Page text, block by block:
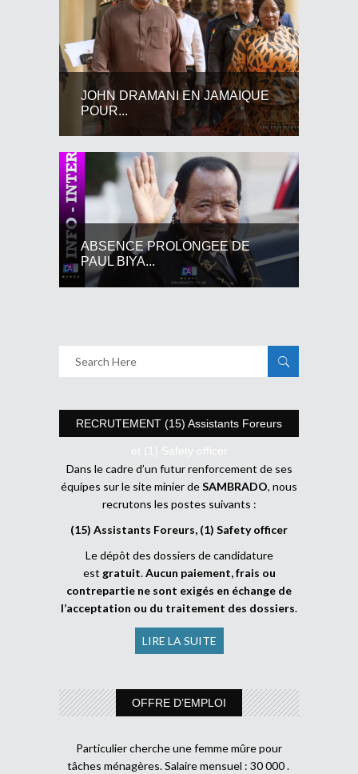
JOHN DRAMANI EN JAMAIQUE
POUR...
ABSENCE PROLONGEE DE
PAUL BIYA...
RECRUTEMENT (15) Assistants Foreurs
et (1) Safety officer
Dans le cadre d’un futur renforcement de ses
équipes sur le site minier deSAMBRADO, nous
recrutons les postes suivants :
(15) Assistants Foreurs, (1) Safety officer
Le dépôt des dossiers de candidature
est gratuit.Aucun paiement, frais ou
contrepartie ne sont exigés en échange de
l’acceptation ou du traitement des dossiers.
LIRE LA SUITE
OFFRE D’EMPLOI
Particulier cherche une femme mûre pour
tâches ménagères. Salaire mensuel : 30 000 .